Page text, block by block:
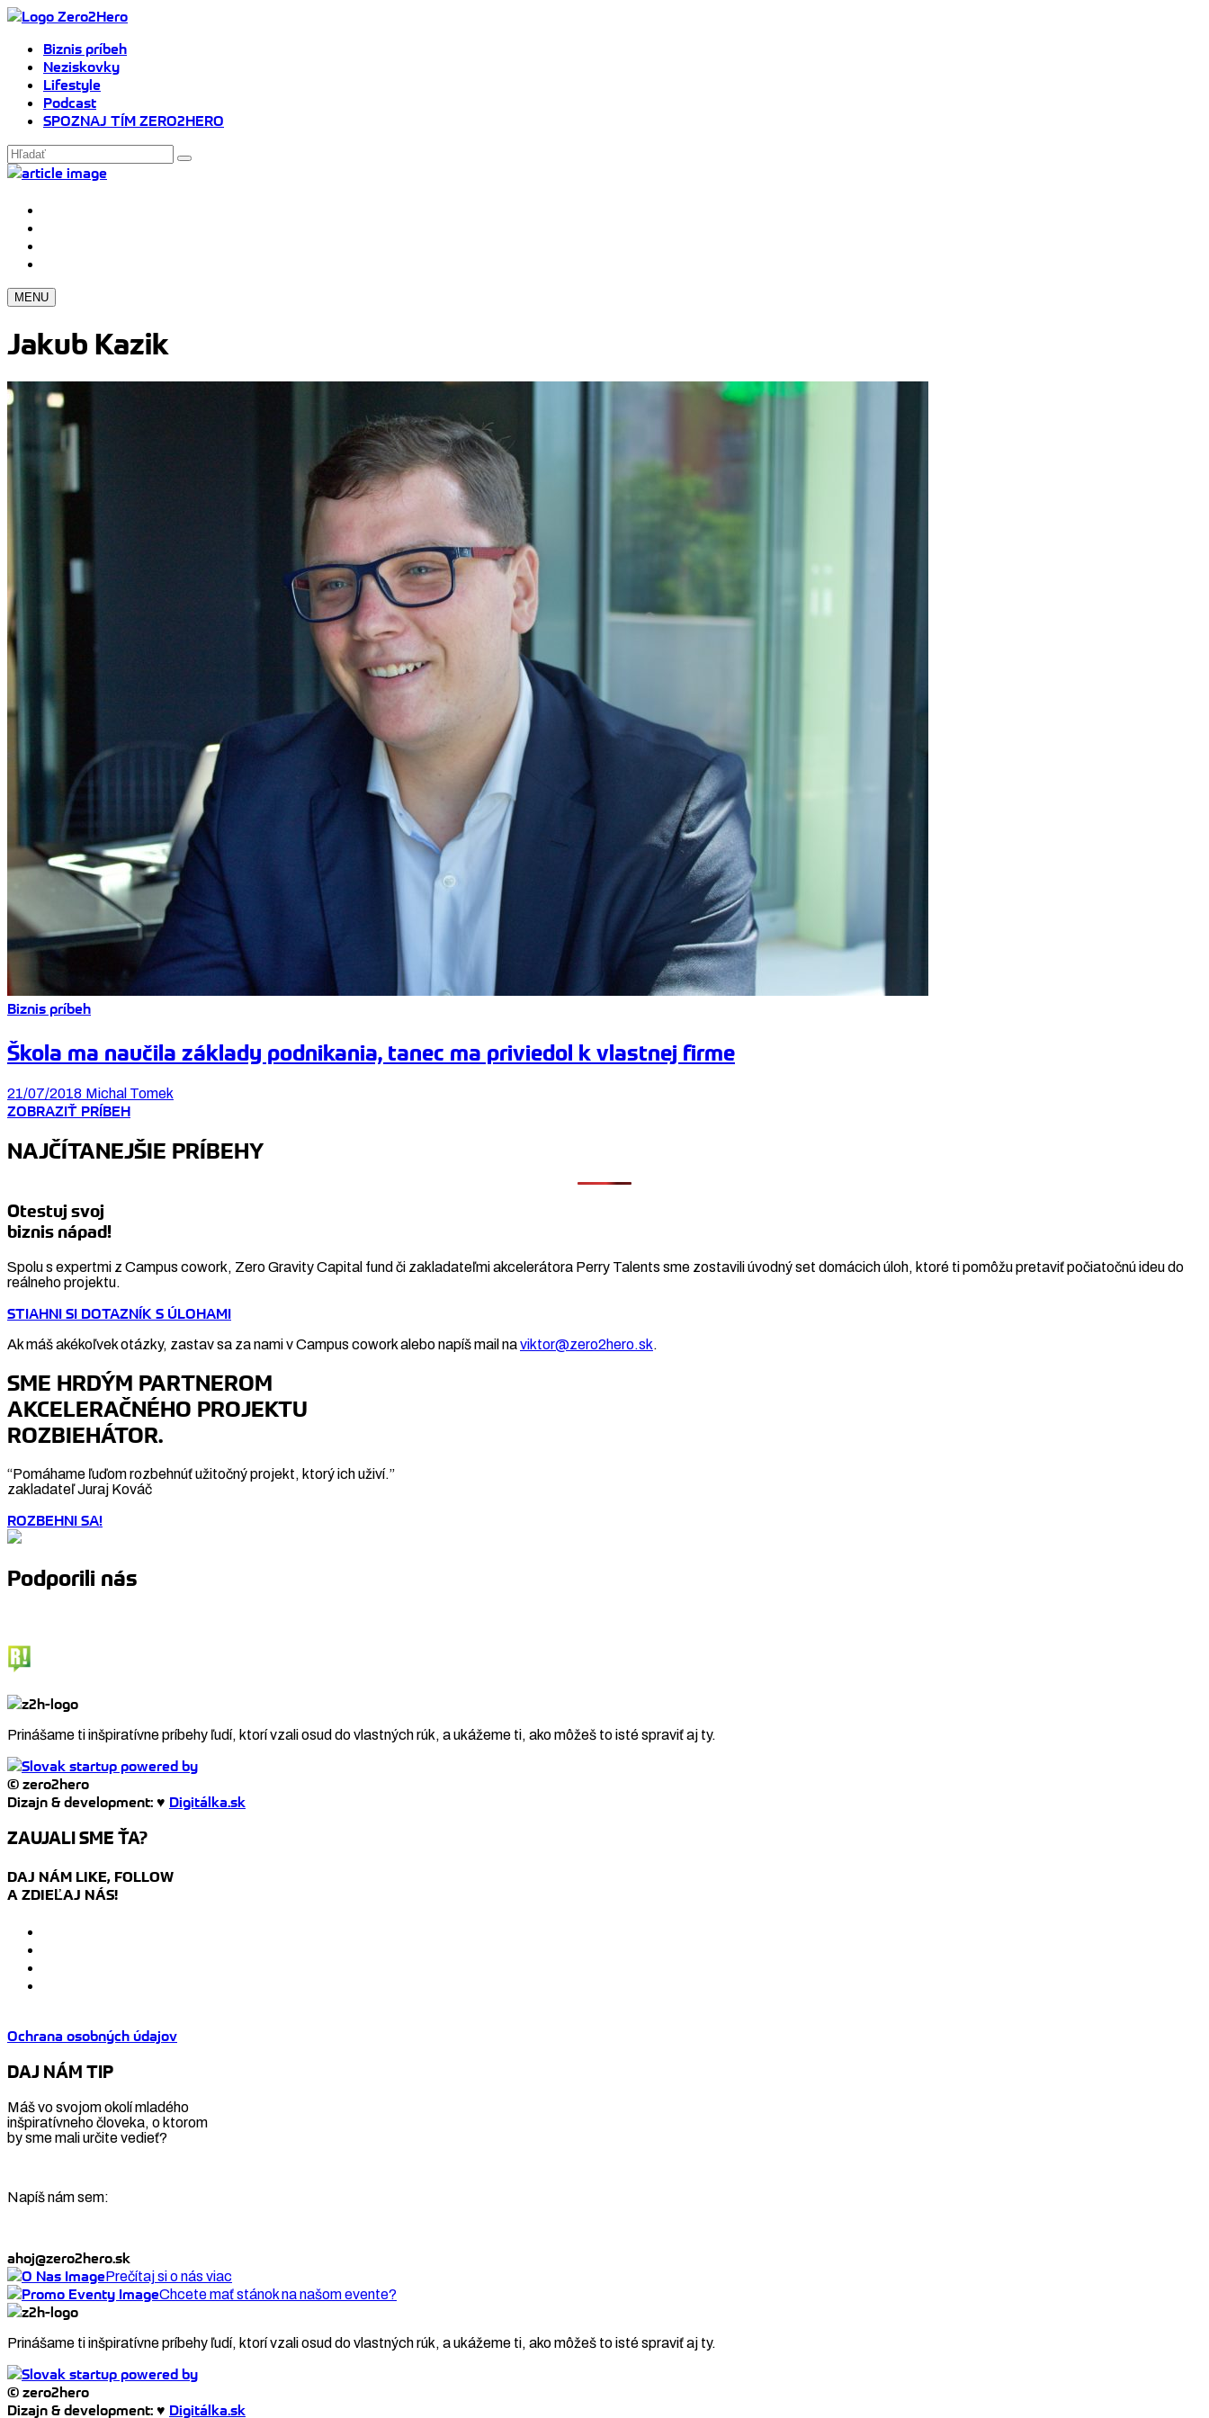
Biznis príbeh
Neziskovky
Lifestyle
Podcast
SPOZNAJ TÍM ZERO2HERO
MENU
Jakub Kazik
Biznis príbeh
Škola ma naučila základy podnikania, tanec ma priviedol k vlastnej firme
21/07/2018 Michal Tomek
ZOBRAZIŤ PRÍBEH
NAJČÍTANEJŠIE PRÍBEHY
Otestuj svoj
biznis nápad!
Spolu s expertmi z Campus cowork, Zero Gravity Capital fund či zakladateľmi akcelerátora Perry Talents sme zostavili úvodný set domácich úloh, ktoré ti pomôžu pretaviť počiatočnú ideu do
reálneho projektu.
STIAHNI SI DOTAZNÍK S ÚLOHAMI
Ak máš akékoľvek otázky, zastav sa za nami v Campus cowork alebo napíš mail naviktor@zero2hero.sk.
SME HRDÝM PARTNEROM
AKCELERAČNÉHO PROJEKTU
ROZBIEHÁTOR.
“Pomáhame ľuďom rozbehnúť užitočný projekt, ktorý ich uživí.”
zakladateľ Juraj Kováč
ROZBEHNI SA!
Podporili nás
Prinášame ti inšpiratívne príbehy ľudí, ktorí vzali osud do vlastných rúk, a ukážeme ti, ako môžeš to isté spraviť aj ty.
© zero2hero
Dizajn & development: ♥ Digitálka.sk
ZAUJALI SME ŤA?
DAJ NÁM LIKE, FOLLOW
A ZDIEĽAJ NÁS!
Ochrana osobných údajov
DAJ NÁM TIP
Máš vo svojom okolí mladého
inšpiratívneho človeka, o ktorom
by sme mali určite vedieť?
Napíš nám sem:
ahoj@zero2hero.sk
Prečítaj si o nás viac
Chcete mať stánok na našom evente?
Prinášame ti inšpiratívne príbehy ľudí, ktorí vzali osud do vlastných rúk, a ukážeme ti, ako môžeš to isté spraviť aj ty.
© zero2hero
Dizajn & development: ♥ Digitálka.sk